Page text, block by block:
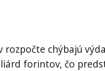
rozpočte chýbajú
forintov, čo